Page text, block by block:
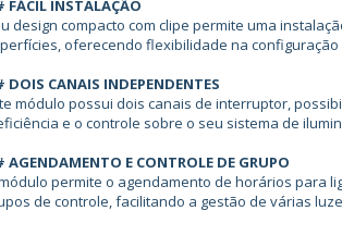
FÁCIL INSTALAÇÃO
design compacto com clipe permite uma
oferecendo flexibilidade na configuração
DOIS CANAIS INDEPENDENTES
módulo possui dois canais de interruptor,
e o controle sobre o seu sistema de
AGENDAMENTO E CONTROLE DE GRUPO
permite o agendamento de horários para
de controle, facilitando a gestão de várias